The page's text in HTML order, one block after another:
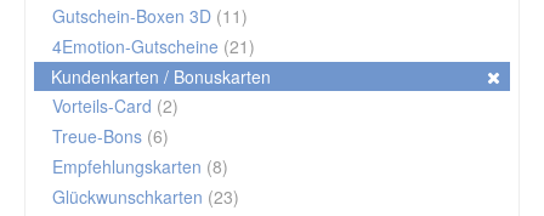
Gutschein-Boxen 3D (11)
4Emotion-Gutscheine (21)
Kundenkarten / Bonuskarten
Vorteils-Card (2)
Treue-Bons (6)
Empfehlungskarten (8)
Glückwunschkarten (23)